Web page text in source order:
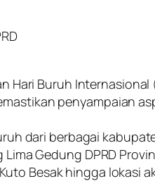
Buruh
penyampaian
dari berbagai
Gedung DPRD
Besak hingga lokasi